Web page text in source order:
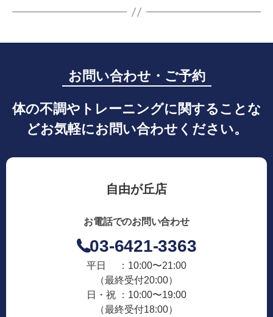
お問い合わせ・ご予約
体の不調やトレーニングに関することな
どお気軽にお問い合わせください。
自由が丘店
お電話でのお問い合わせ
03-6421-3363
平日 ：10:00〜21:00
（最終受付20:00）
日・祝 ：10:00〜19:00
（最終受付18:00）